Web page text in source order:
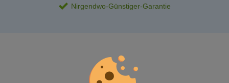
Nirgendwo-Günstiger-Garantie